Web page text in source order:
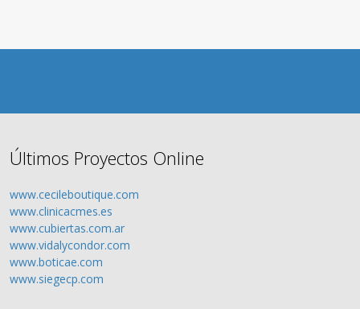
Últimos Proyectos Online
www.cecileboutique.com
www.clinicacmes.es
www.cubiertas.com.ar
www.vidalycondor.com
www.boticae.com
www.siegecp.com